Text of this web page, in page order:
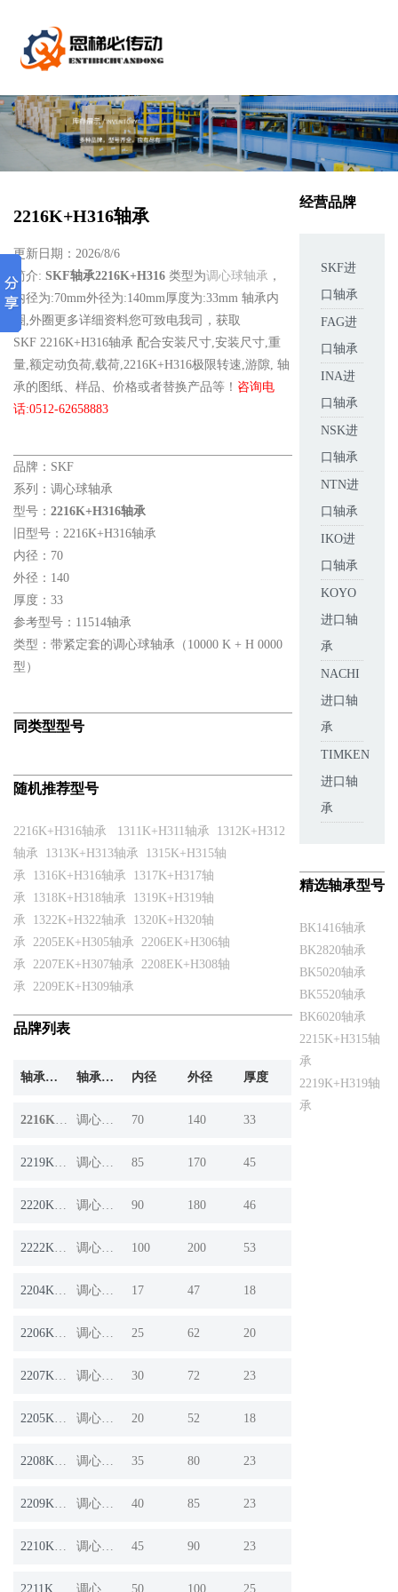
2216K+H316轴承
更新日期：2026/8/6
简介: SKF轴承2216K+H316 类型为调心球轴承 ，
内径为:70mm外径为:140mm厚度为:33mm 轴承内
圈,外圈更多详细资料您可致电我司，获取
SKF 2216K+H316轴承 配合安装尺寸,安装尺寸,重
量,额定动负荷,载荷,2216K+H316极限转速,游隙, 轴
承的图纸、样品、价格或者替换产品等！ 咨询电
话:0512-62658883
品牌：SKF
系列：调心球轴承
型号： 2216K+H316轴承
旧型号：2216K+H316轴承
内径：70
外径：140
厚度：33
参考型号：11514轴承
类型：带紧定套的调心球轴承（10000 K + H 0000
型）
同类型型号
随机推荐型号
2216K+H316轴承 1311K+H311轴承
1312K+H312
轴承
1313K+H313轴承
1315K+H315轴
承
1316K+H316轴承
1317K+H317轴
承
1318K+H318轴承
1319K+H319轴
承
1322K+H322轴承
1320K+H320轴
承 2205EK+H305轴承 2206EK+H306轴
承 2207EK+H307轴承 2208EK+H308轴
承 2209EK+H309轴承
品牌列表
轴承产品 轴承系列 内径 外径 厚度
2216K+H316 调心球轴承 70 140 33
2219K+H319 调心球轴承 85 170 45
2220K+H320 调心球轴承 90 180 46
2222K+H322 调心球轴承 100 200 53
2204K;H304 调心球轴承 17 47 18
2206K;H306X 调心球轴承 25 62 20
2207K;H307X 调心球轴承 30 72 23
2205K;H305X 调心球轴承 20 52 18
2208K;H308X 调心球轴承 35 80 23
2209K;H309X 调心球轴承 40 85 23
2210K;H310X 调心球轴承 45 90 23
调心球轴承 50 100 25
经营品牌
SKF进
口轴承
FAG进
口轴承
INA进
口轴承
NSK进
口轴承
NTN进
口轴承
IKO进
口轴承
KOYO
进口轴
承
NACHI
进口轴
承
TIMKEN
进口轴
承
精选轴承型号
BK1416轴承
BK2820轴承
BK5020轴承
BK5520轴承
BK6020轴承
2215K+H315轴
承
2219K+H319轴
承